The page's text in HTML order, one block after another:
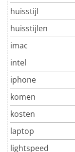
huisstijl
huisstijlen
imac
intel
iphone
komen
kosten
laptop
lightspeed